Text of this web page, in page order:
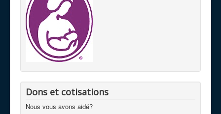
Dons et cotisations
Nous vous avons aidé?